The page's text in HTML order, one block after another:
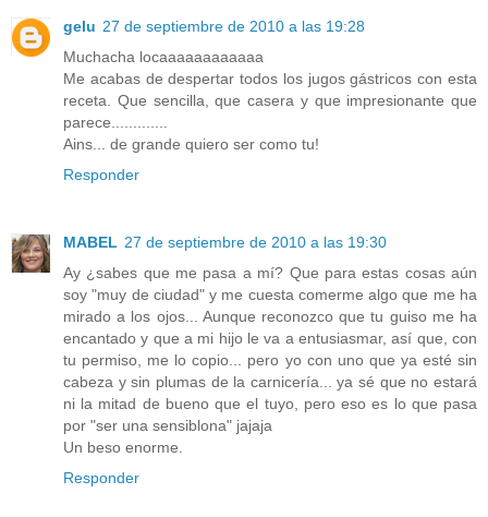
gelu 27 de septiembre de 2010 a las 19:28
Muchacha locaaaaaaaaaaaa
Me acabas de despertar todos los jugos gástricos con esta
receta. Que sencilla, que casera y que impresionante que
parece.............
Ains... de grande quiero ser como tu!
Responder
MABEL 27 de septiembre de 2010 a las 19:30
Ay ¿sabes que me pasa a mí? Que para estas cosas aún
soy "muy de ciudad" y me cuesta comerme algo que me ha
mirado a los ojos... Aunque reconozco que tu guiso me ha
encantado y que a mi hijo le va a entusiasmar, así que, con
tu permiso, me lo copio... pero yo con uno que ya esté sin
cabeza y sin plumas de la carnicería... ya sé que no estará
ni la mitad de bueno que el tuyo, pero eso es lo que pasa
por "ser una sensiblona" jajaja
Un beso enorme.
Responder